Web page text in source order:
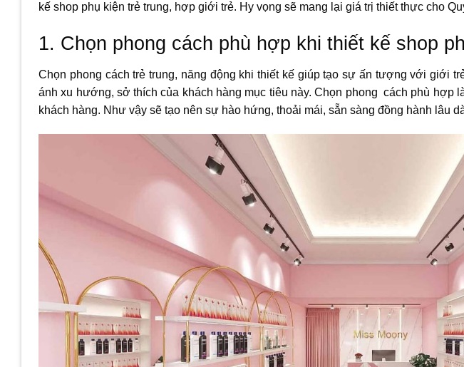
kế shop phụ kiện trẻ trung, hợp giới trẻ. Hy vọng sẽ mang lại giá trị thiết thực cho
1. Chọn phong cách phù hợp khi thiết kế shop
Chọn phong cách trẻ trung, năng động khi thiết kế giúp tạo sự ấn tượng với giới
ánh xu hướng, sở thích của khách hàng mục tiêu này.Chọn phong cách phù hợp
khách hàng. Như vậy sẽ tạo nên sự hào hứng, thoải mái, sẵn sàng đồng hành lâu